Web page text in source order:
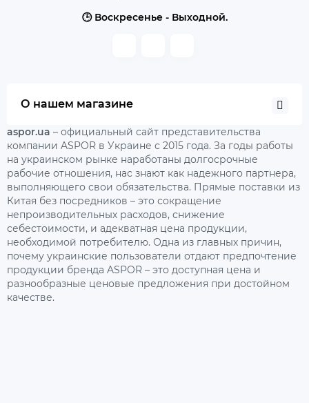
🕒 Воскресенье - Выходной.
О нашем магазине
aspor.ua – официальный сайт представительства
компании ASPOR в Украине с 2015 года. За годы работы
на украинском рынке наработаны долгосрочные
рабочие отношения, нас знают как надежного партнера,
выполняющего свои обязательства. Прямые поставки из
Китая без посредников – это сокращение
непроизводительных расходов, снижение
себестоимости, и адекватная цена продукции,
необходимой потребителю. Одна из главных причин,
почему украинские пользователи отдают предпочтение
продукции бренда ASPOR – это доступная цена и
разнообразные ценовые предложения при достойном
качестве.